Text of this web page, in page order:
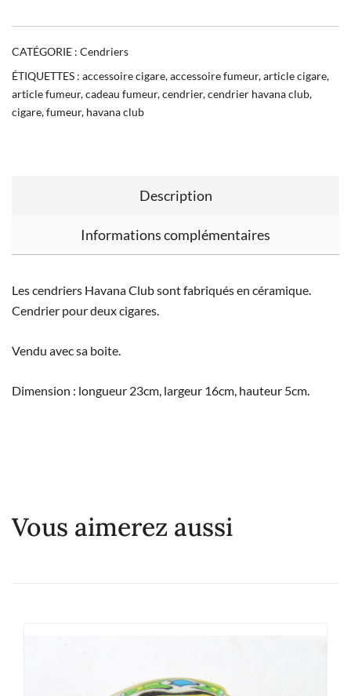
CATÉGORIE : Cendriers
ÉTIQUETTES : accessoire cigare,accessoire fumeur,article cigare,
article fumeur,cadeau fumeur,cendrier,cendrier havana club,
cigare,fumeur, havana club
Description
Informations complémentaires
Les cendriers Havana Club sont fabriqués en céramique.
Cendrier pour deux cigares.
Vendu avec sa boite.
Dimension : longueur 23cm, largeur 16cm, hauteur 5cm.
Vous aimerez aussi